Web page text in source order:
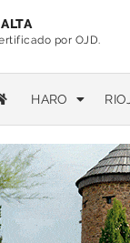
por OJD.
HARO